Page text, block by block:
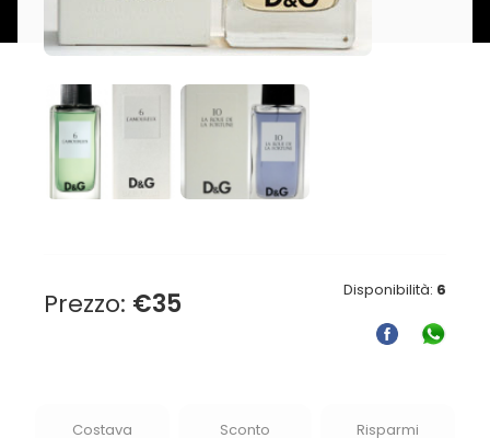
Prezzo: €35 Disponibilità: 6
Costava Sconto Risparmi